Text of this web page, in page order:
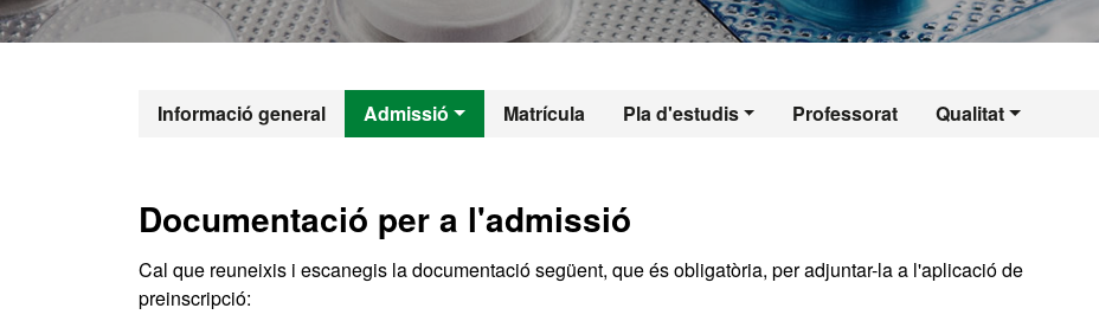
Informació general Admissió Matrícula Pla d'estudis Professorat Qualitat
Màster Oficial - Farmacologia
Documentació per a l'admissió
Cal que reuneixis i escanegis la documentació següent, que és obligatòria, per adjuntar-la a l'aplicació de
preinscripció: